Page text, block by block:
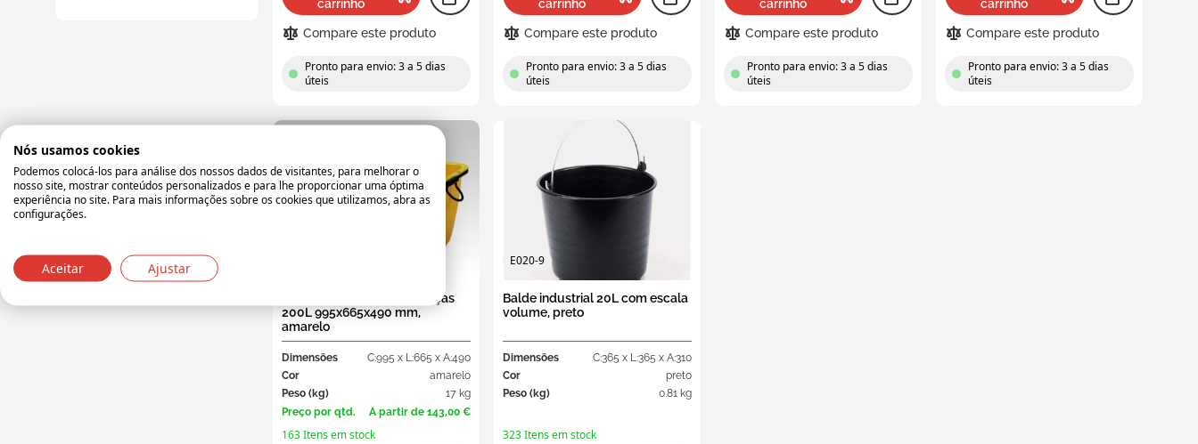
Caixas de distribuição E-line
Caixas de distribuicao
Caixas de distribuição
homologação ONU
Caixas com travessas
Caixas com travessas de
Caixas dobráveis
Caixas rebatíveis perfuradas
Caixas de armazenagem
transparente
Caixas empilháveis e
encaixáveis transparente
Contêineres plásticos euro
transparentes
Nestable bins
Caixas encaixaveis
carrinho
Compare este produto
Pronto para envio: 3 a 5 dias
úteis
carrinho
Compare este produto
Pronto para envio: 3 a 5 dias
úteis
carrinho
Compare este produto
Pronto para envio: 3 a 5 dias
úteis
carrinho
Compare este produto
Pronto para envio: 3 a 5 dias
úteis
Tina de argamassa com alças
200L 995x665x490 mm,
amarelo
Dimensões
C:995 x L:665 x A:490
Cor
amarelo
Peso (kg)
17 kg
Preço por qtd.
A partir de 143,00 €
163 Itens em stock
E020-9
Balde industrial 20L com escala
volume, preto
Dimensões
C:365 x L:365 x A:310
Cor
preto
Peso (kg)
0.81 kg
323 Itens em stock
Nós usamos cookies
Podemos colocá-los para análise dos nossos dados de visitantes, para melhorar o
nosso site, mostrar conteúdos personalizados e para lhe proporcionar uma óptima
experiência no site. Para mais informações sobre os cookies que utilizamos, abra as
configurações.
Aceitar Ajustar